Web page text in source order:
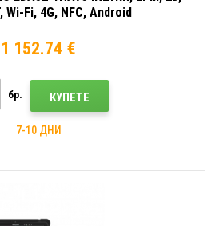
Wi-Fi, 4G, NFC, Android
1 152.74 €
бр. КУПЕТЕ
7-10 ДНИ